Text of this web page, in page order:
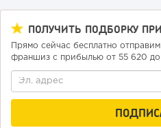
ПОЛУЧИТЬ ПОДБОРКУ
Прямо сейчас бесплатно
франшиз с прибылью от 55 620